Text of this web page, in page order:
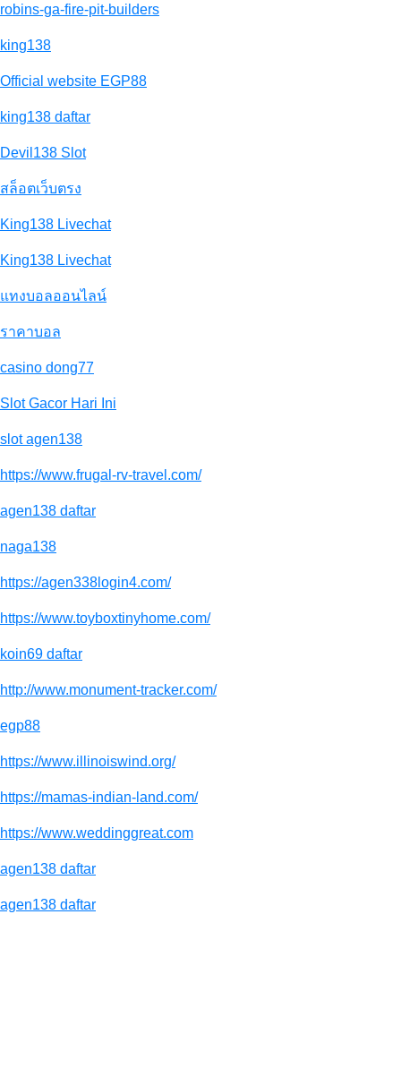
robins-ga-fire-pit-builders
king138
Official website EGP88
king138 daftar
Devil138 Slot
สล็อตเว็บตรง
King138 Livechat
King138 Livechat
แทงบอลออนไลน์
ราคาบอล
casino dong77
Slot Gacor Hari Ini
slot agen138
https://www.frugal-rv-travel.com/
agen138 daftar
naga138
https://agen338login4.com/
https://www.toyboxtinyhome.com/
koin69 daftar
http://www.monument-tracker.com/
egp88
https://www.illinoiswind.org/
https://mamas-indian-land.com/
https://www.weddinggreat.com
agen138 daftar
agen138 daftar